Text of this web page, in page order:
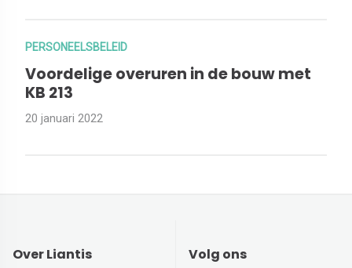
PERSONEELSBELEID
Voordelige overuren in de bouw met
KB 213
20 januari 2022
Over Liantis Volg ons